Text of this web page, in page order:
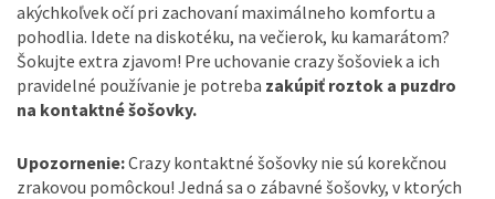
akýchkoľvek očí pri zachovaní maximálneho komfortu a
pohodlia. Idete na diskotéku, na večierok, ku kamarátom?
Šokujte extra zjavom! Pre uchovanie crazy šošoviek a ich
pravidelné používanie je potreba zakúpiť roztok a puzdro
na kontaktné šošovky.
Upozornenie:Crazy kontaktné šošovky nie sú korekčnou
zrakovou pomôckou! Jedná sa o zábavné šošovky, v ktorých